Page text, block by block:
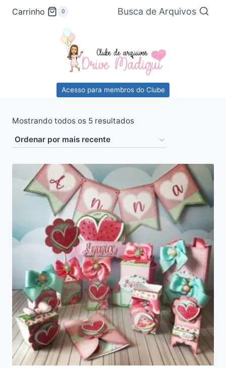
Pular
Carrinho 0 Busca de Arquivos
Acesso para membros do Clube
Mostrando todos os 5 resultadosClassificado
mais
recente